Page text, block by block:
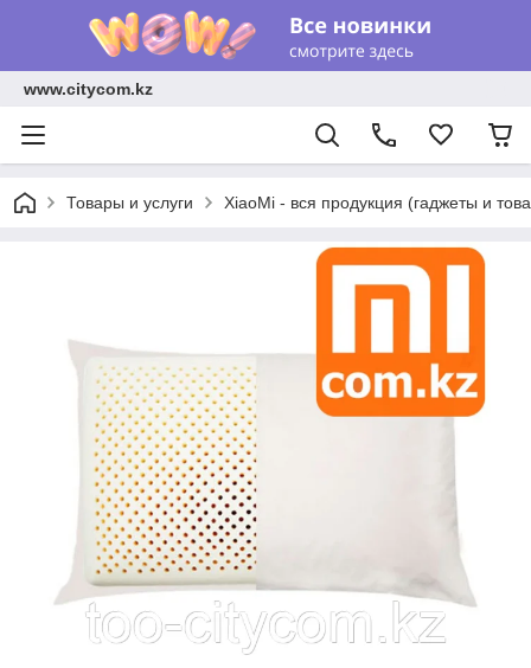
www.citycom.kz
Товары и услуги XiaoMi - вся продукция (гаджеты и